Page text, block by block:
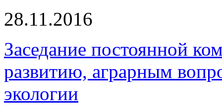
28.11.2016
Заседание постоянной
развитию, аграрным
экологии